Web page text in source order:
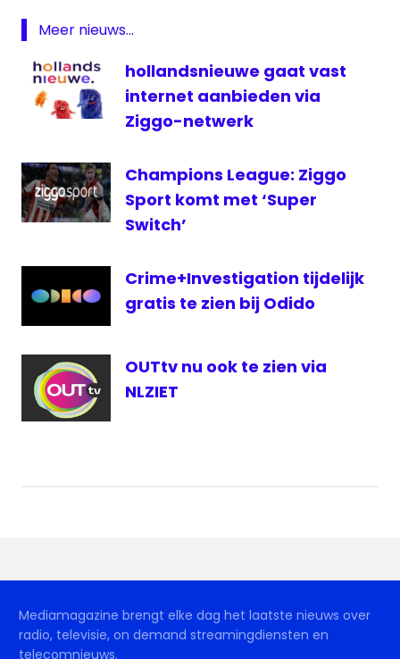
televisie
kamer
zender
Meer nieuws...
hollandsnieuwe gaat vast
internet aanbieden via
Ziggo-netwerk
Champions League: Ziggo
Sport komt met ‘Super
Switch’
Crime+Investigation tijdelijk
gratis te zien bij Odido
OUTtv nu ook te zien via
NLZIET
Mediamagazine brengt elke dag het laatste nieuws over
radio, televisie, on demand streamingdiensten en
telecomnieuws.